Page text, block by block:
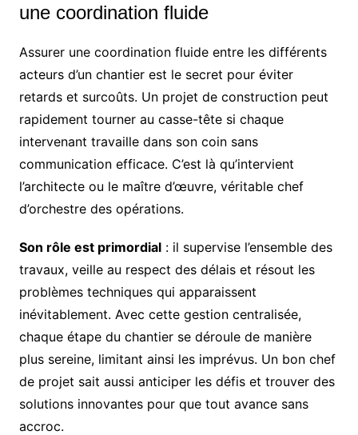
une coordination fluide
Assurer une coordination fluide entre les différents
acteurs d’un chantier est le secret pour éviter
retards et surcoûts. Un projet de construction peut
rapidement tourner au casse-tête si chaque
intervenant travaille dans son coin sans
communication efficace. C’est là qu’intervient
l’architecte ou le maître d’œuvre, véritable chef
d’orchestre des opérations.
Son rôle est primordial: il supervise l’ensemble des
travaux, veille au respect des délais et résout les
problèmes techniques qui apparaissent
inévitablement. Avec cette gestion centralisée,
chaque étape du chantier se déroule de manière
plus sereine, limitant ainsi les imprévus. Un bon chef
de projet sait aussi anticiper les défis et trouver des
solutions innovantes pour que tout avance sans
accroc.